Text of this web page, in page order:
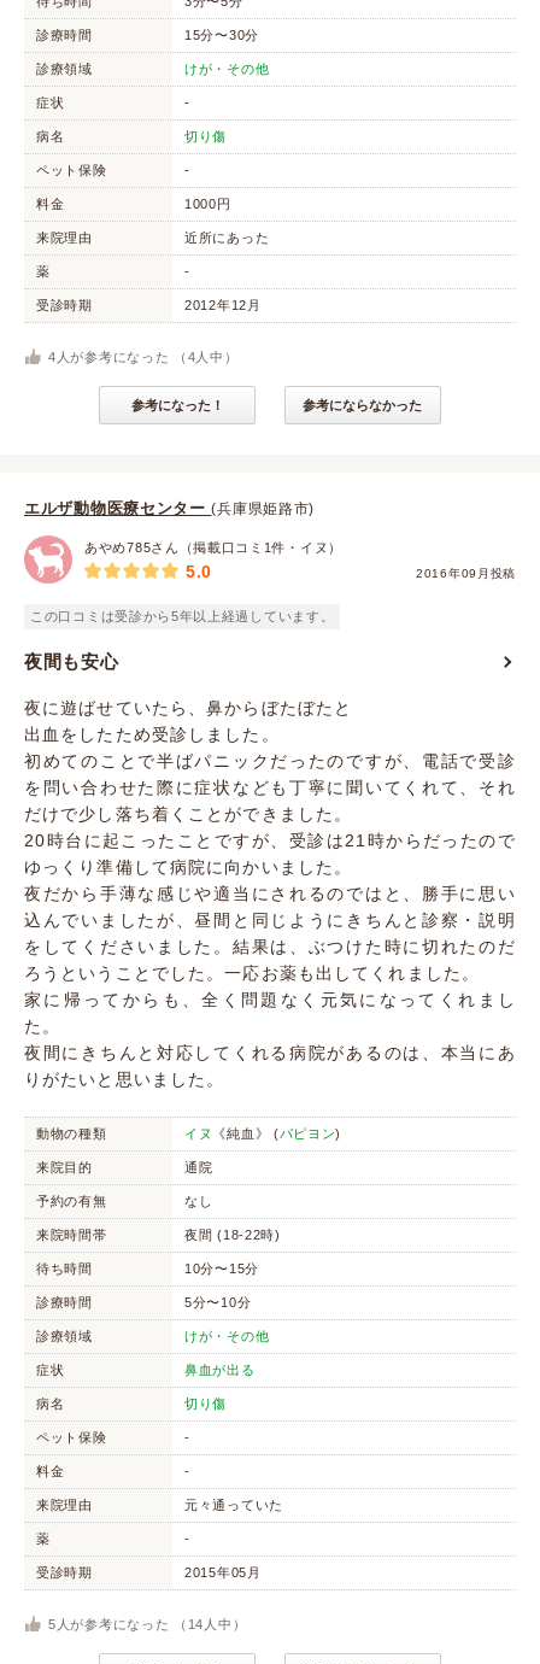
診療時間 15分〜30分
診療領域 けが・その他
症状 -
病名 切り傷
ペット保険 -
料金 1000円
来院理由 近所にあった
薬 -
受診時期 2012年12月
4 人が参考になった （ 4 人中）
参考になった！ 参考にならなかった
エルザ動物医療センター(兵庫県姫路市)
あやめ785さん（掲載口コミ1件・イヌ）
2016年09月投稿
5.0
この口コミは受診から5年以上経過しています。
夜間も安心
夜に遊ばせていたら、鼻からぼたぼたと
出血をしたため受診しました。
初めてのことで半ばパニックだったのですが、電話で受診
を問い合わせた際に症状なども丁寧に聞いてくれて、それ
だけで少し落ち着くことができました。
20時台に起こったことですが、受診は21時からだったので
ゆっくり準備して病院に向かいました。
夜だから手薄な感じや適当にされるのではと、勝手に思い
込んでいましたが、昼間と同じようにきちんと診察・説明
をしてくださいました。結果は、ぶつけた時に切れたのだ
ろうということでした。一応お薬も出してくれました。
家に帰ってからも、全く問題なく元気になってくれまし
た。
夜間にきちんと対応してくれる病院があるのは、本当にあ
りがたいと思いました。
動物の種類 イヌ 《純血》 (パピヨン)
来院目的 通院
予約の有無 なし
来院時間帯 夜間 (18-22時)
待ち時間 10分〜15分
診療時間 5分〜10分
診療領域 けが・その他
症状 鼻血が出る
病名 切り傷
ペット保険 -
料金 -
来院理由 元々通っていた
薬 -
受診時期 2015年05月
5 人が参考になった （ 14 人中）